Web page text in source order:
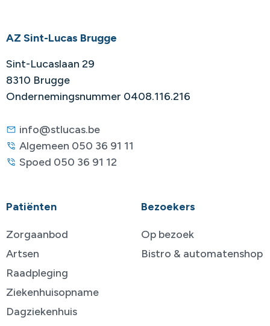
AZ Sint-Lucas Brugge
Sint-Lucaslaan 29
8310 Brugge
Ondernemingsnummer 0408.116.216
info@stlucas.be
Algemeen 050 36 91 11
Spoed 050 36 91 12
Patiënten
Zorgaanbod
Artsen
Raadpleging
Ziekenhuisopname
Dagziekenhuis
Bezoekers
Op bezoek
Bistro & automatenshop